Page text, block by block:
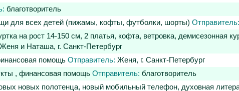
благотворитель
для всех детей (пижамы, кофты, футболки, шорты) Отправитель:
на рост 14-150 см, 2 платья, кофта, ветровка, демисезонная
Женя и Наташа, г. Санкт-Петербург
помощь Отправитель: Женя, г. Санкт-Петербург
, финансовая помощь Отправитель: благотворитель
новых полотенца, новый мобильный телефон, духовная